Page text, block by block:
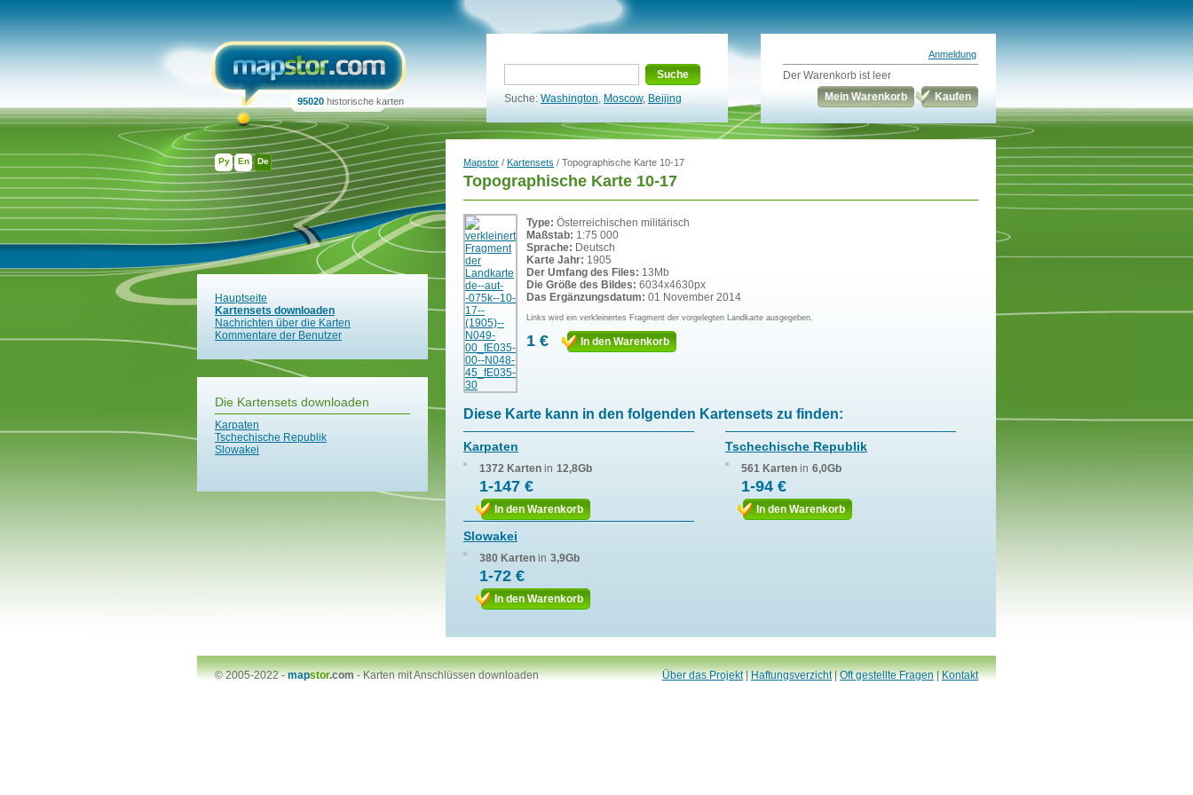
Ру En De
95020 historische karten
Suche
Suche: Washington, Moscow, Beijing
Anmeldung
Der Warenkorb ist leer
Mein Warenkorb
Kaufen
Hauptseite
Kartensets downloaden
Nachrichten über die Karten
Kommentare der Benutzer
Die Kartensets downloaden
Karpaten
Tschechische Republik
Slowakei
Mapstor / Kartensets / Topographische Karte 10-17
Topographische Karte 10-17
Type: Österreichischen militärisch
Maßstab: 1:75 000
Sprache: Deutsch
Karte Jahr: 1905
Der Umfang des Files: 13Mb
Die Größe des Bildes: 6034x4630px
Das Ergänzungsdatum: 01 November 2014
Links wird ein verkleinertes Fragment der vorgelegten Landkarte ausgegeben.
1 € In den Warenkorb
Diese Karte kann in den folgenden Kartensets zu finden:
Karpaten
1372 Karten in 12,8Gb
1-147 €
In den Warenkorb
Tschechische Republik
561 Karten in 6,0Gb
1-94 €
In den Warenkorb
Slowakei
380 Karten in 3,9Gb
1-72 €
In den Warenkorb
© 2005-2022 -mapstor.com-Karten mit Anschlüssen downloaden Über das Projekt|Haftungsverzicht|Oft gestellte Fragen|Kontakt